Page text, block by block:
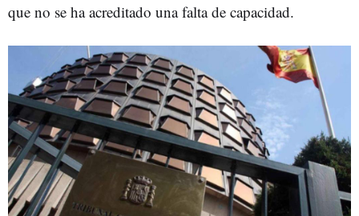
que no se ha acreditado una falta de capacidad.